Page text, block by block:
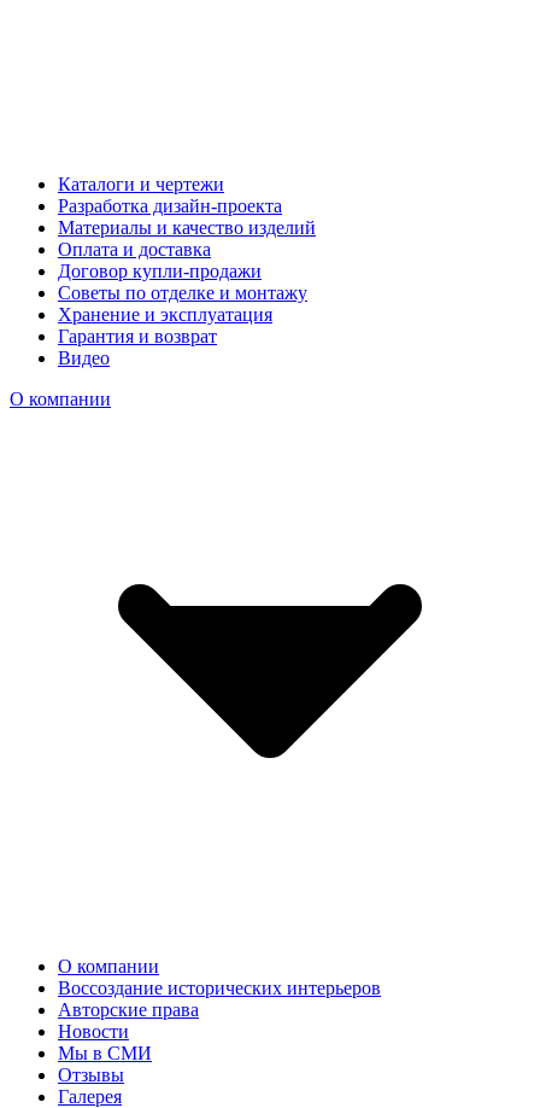
Каталоги и чертежи
Разработка дизайн-проекта
Материалы и качество изделий
Оплата и доставка
Договор купли-продажи
Советы по отделке и монтажу
Хранение и эксплуатация
Гарантия и возврат
Видео
О компании
О компании
Воссоздание исторических интерьеров
Авторские права
Новости
Мы в СМИ
Отзывы
Галерея